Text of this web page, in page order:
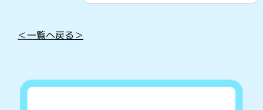
＜一覧へ戻る＞